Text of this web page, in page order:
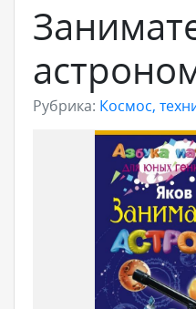
Рубрика: Космос,